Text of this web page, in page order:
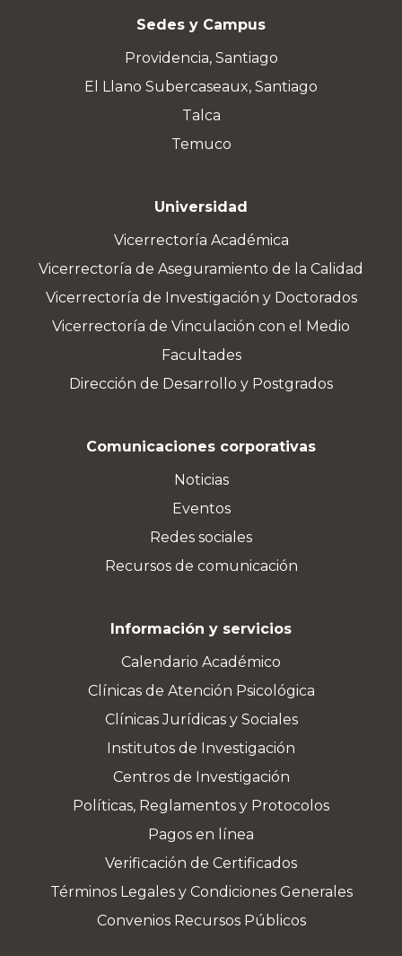
Sedes y Campus
Providencia, Santiago
El Llano Subercaseaux, Santiago
Talca
Temuco
Universidad
Vicerrectoría Académica
Vicerrectoría de Aseguramiento de la Calidad
Vicerrectoría de Investigación y Doctorados
Vicerrectoría de Vinculación con el Medio
Facultades
Dirección de Desarrollo y Postgrados
Comunicaciones corporativas
Noticias
Eventos
Redes sociales
Recursos de comunicación
Información y servicios
Calendario Académico
Clínicas de Atención Psicológica
Clínicas Jurídicas y Sociales
Institutos de Investigación
Centros de Investigación
Políticas, Reglamentos y Protocolos
Pagos en línea
Verificación de Certificados
Términos Legales y Condiciones Generales
Convenios Recursos Públicos